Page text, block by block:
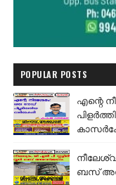
POPULAR POSTS
എന്റെ
ബസ്